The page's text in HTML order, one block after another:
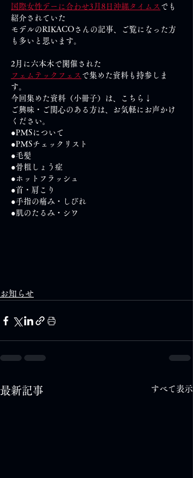
国際女性デーに合わせ3月8日沖縄タイムス でも
紹介されていた
モデルのRIKACOさんの記事、ご覧になった方
も多いと思います。
2月に六本木で開催された
フェムテックフェス で集めた資料も持参しま
す。
今回集めた資料（小冊子）は、こちら↓
ご興味・ご関心のある方は、お気軽にお声かけ
ください。
●PMSについて
●PMSチェックリスト
●毛髪
●骨粗しょう症
●ホットフラッシュ
●首・肩こり
●手指の痛み・しびれ
●肌のたるみ・シワ
お知らせ
最新記事 すべて表示